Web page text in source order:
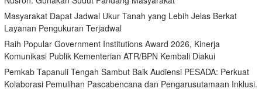
Masyarakat Dapat Jadwal Ukur Tanah yang Lebih Jelas Berkat
Layanan Pengukuran Terjadwal
Raih Popular Government Institutions Award 2026, Kinerja
Komunikasi Publik Kementerian ATR/BPN Kembali Diakui
Pemkab Tapanuli Tengah Sambut Baik Audiensi PESADA: Perkuat
Kolaborasi Pemulihan Pascabencana dan Pengarusutamaan Inklusi.